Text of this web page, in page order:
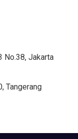
No.38, Jakarta
Tangerang